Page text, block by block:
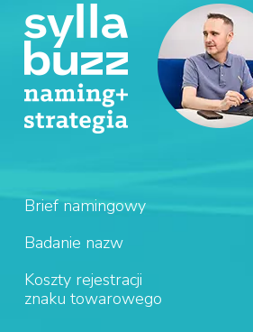
Brief namingowy
Badanie nazw
Koszty rejestracji
znaku towarowego